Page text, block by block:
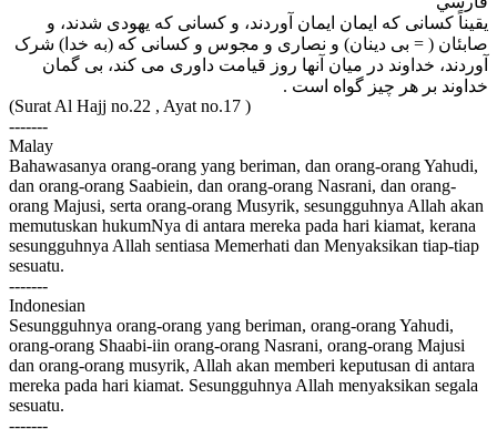
یقیناً کسانی که ایمان ایمان آوردند، و کسانی که یهودی شدند، و
صابئان ( = بی دینان) و نصاری و مجوس و کسانی که (به خدا) شرک
آوردند، خداوند در میان آنها روز قیامت داوری می کند، بی گمان
خداوند بر هر چیز گواه است .
(Surat Al Hajj no.22 , Ayat no.17 )
-------
Malay
Bahawasanya orang-orang yang beriman, dan orang-orang Yahudi,
dan orang-orang Saabiein, dan orang-orang Nasrani, dan orang-
orang Majusi, serta orang-orang Musyrik, sesungguhnya Allah akan
memutuskan hukumNya di antara mereka pada hari kiamat, kerana
sesungguhnya Allah sentiasa Memerhati dan Menyaksikan tiap-tiap
sesuatu.
-------
Indonesian
Sesungguhnya orang-orang yang beriman, orang-orang Yahudi,
orang-orang Shaabi-iin orang-orang Nasrani, orang-orang Majusi
dan orang-orang musyrik, Allah akan memberi keputusan di antara
mereka pada hari kiamat. Sesungguhnya Allah menyaksikan segala
sesuatu.